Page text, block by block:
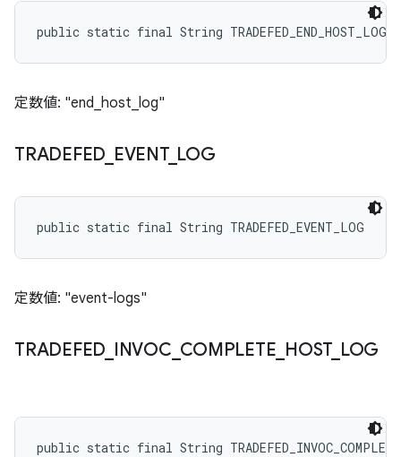
public static final String TRADEFED_END_HOST_LOG
定数値: "end_host_log"
TRADEFED EVENT_ LOG
public static final String TRADEFED_EVENT_LOG
定数値: "event-logs"
TRADEFED INVOC COMPLETE HOST_ LOG
public static final String